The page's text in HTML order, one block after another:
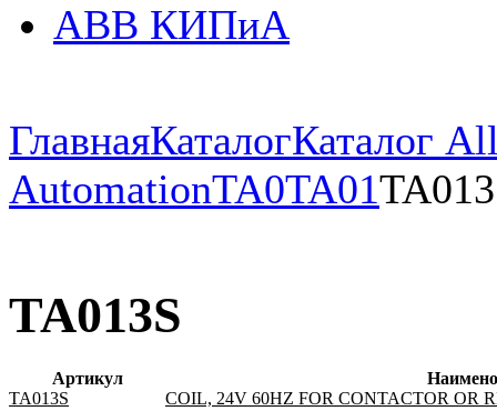
ABB КИПиА
ГлавнаяКаталогКаталог
AutomationTA0TA01
TA013S
Артикул
TA013S
COIL, 24V 60HZ FOR CONTACTOR OR